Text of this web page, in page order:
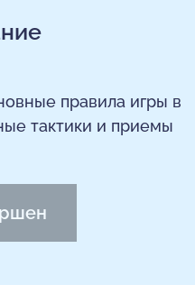
правила игры в
тактики и приемы